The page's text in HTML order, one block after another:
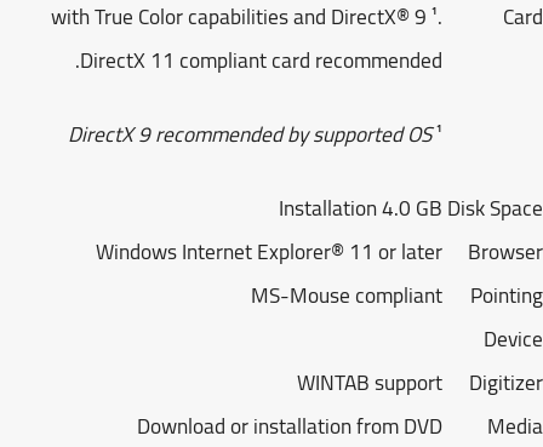
with True Color capabilities and DirectX® 9 ¹.
DirectX 11 compliant card recommended.
DirectX 9 recommended by supported OS
Disk
Installation 4.0 GB
Windows Internet Explorer® 11 or later
MS-Mouse compliant
WINTAB support
Download or installation from DVD